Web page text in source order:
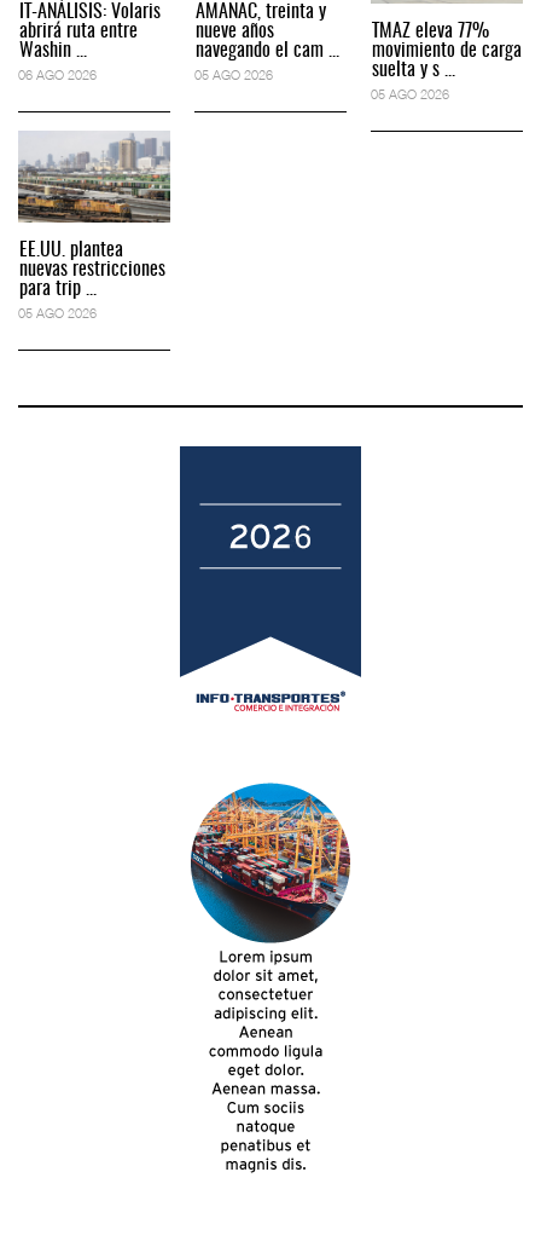
IT-ANÁLISIS: Volaris
abrirá ruta entre
Washin ...
06 AGO 2026
EE.UU. plantea
nuevas restricciones
para trip ...
05 AGO 2026
AMANAC, treinta y
nueve años
navegando el cam ...
05 AGO 2026
TMAZ eleva 77%
movimiento de carga
suelta y s ...
05 AGO 2026